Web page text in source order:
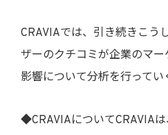
CRAVIAでは、引き続きこう
ザーのクチコミが企業のマ
影響について分析を行ってい
◆CRAVIAについてCRAVIA